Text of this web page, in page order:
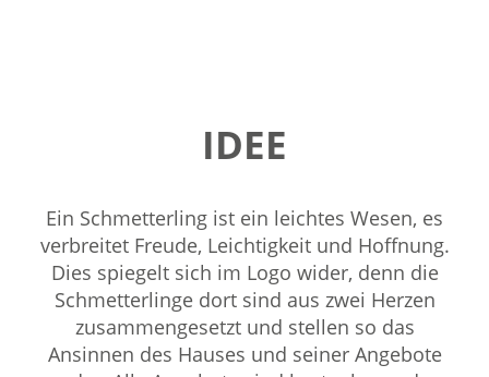
IDEE
Ein Schmetterling ist ein leichtes Wesen, es
verbreitet Freude, Leichtigkeit und Hoffnung.
Dies spiegelt sich im Logo wider, denn die
Schmetterlinge dort sind aus zwei Herzen
zusammengesetzt und stellen so das
Ansinnen des Hauses und seiner Angebote